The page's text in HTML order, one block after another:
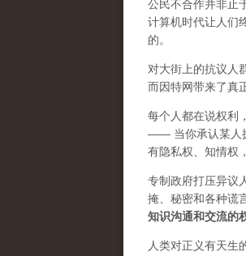
公民不合作并非止
计算机时代让人们
的。
对大街上的抗议人
而因特网带来了真
每个人都在说权利
—— 当你承认某人
有隐私权、知情权
专制政府打压异议
掩、秘密和各种谎
知识沟通和交流的
人类对正义有天生